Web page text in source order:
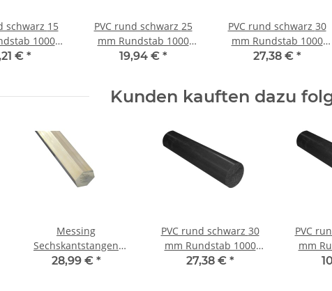
15
1000
± 5mm
€ *
PVC rund schwarz 25
mm Rundstab 1000
mm ± 5mm
19,94 € *
PVC rund schwarz 30
mm Rundstab 1000
mm ± 5mm
27,38 € *
Kunden kauften dazu
Messing
Sechskantstangen
MS58 10 mm, je m ±
28,99 € *
PVC rund schwarz 30
mm Rundstab 1000
mm ± 5mm
27,38 € *
PVC
mm